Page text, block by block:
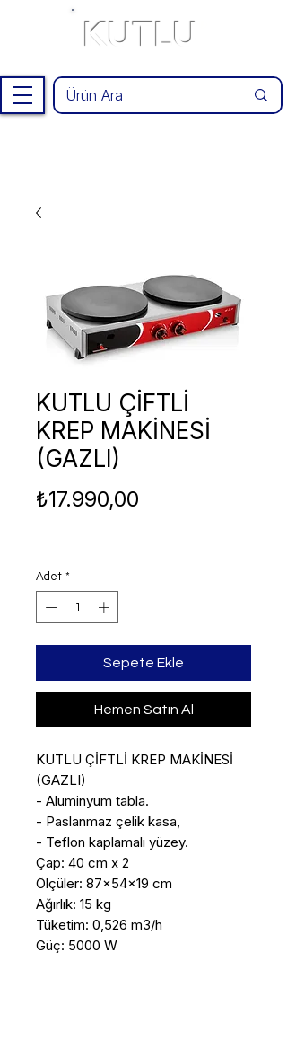
KUTLU
KUTLU ÇİFTLİ
KREP MAKİNESİ
(GAZLI)
₺17.990,00
Adet *
Sepete Ekle
Hemen Satın Al
KUTLU ÇİFTLİ KREP MAKİNESİ
(GAZLI)
- Aluminyum tabla.
- Paslanmaz çelik kasa,
- Teflon kaplamalı yüzey.
Çap: 40 cm x 2
Ölçüler: 87x54x19 cm
Ağırlık: 15 kg
Tüketim: 0,526 m3/h
Güç: 5000 W